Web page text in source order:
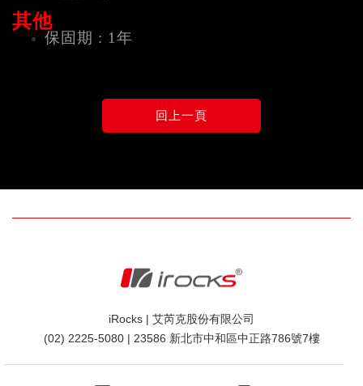
其他
保固期 : 1年
iRocks | 艾芮克股份有限公司
(02) 2225-5080 | 23586 新北市中和區中正路786號7樓